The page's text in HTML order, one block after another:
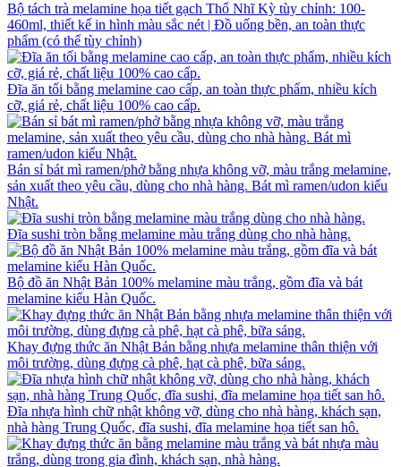
Bộ tách trà melamine họa tiết gạch Thổ Nhĩ Kỳ tùy chỉnh: 100-
460ml, thiết kế in hình màu sắc nét | Đồ uống bền, an toàn thực
phẩm (có thể tùy chỉnh)
Đĩa ăn tối bằng melamine cao cấp, an toàn thực phẩm, nhiều kích
cỡ, giá rẻ, chất liệu 100% cao cấp.
Bán sỉ bát mì ramen/phở bằng nhựa không vỡ, màu trắng melamine,
sản xuất theo yêu cầu, dùng cho nhà hàng. Bát mì ramen/udon kiểu
Nhật.
Đĩa sushi tròn bằng melamine màu trắng dùng cho nhà hàng.
Bộ đồ ăn Nhật Bản 100% melamine màu trắng, gồm đĩa và bát
melamine kiểu Hàn Quốc.
Khay đựng thức ăn Nhật Bản bằng nhựa melamine thân thiện với
môi trường, dùng đựng cà phê, hạt cà phê, bữa sáng.
Đĩa nhựa hình chữ nhật không vỡ, dùng cho nhà hàng, khách sạn,
nhà hàng Trung Quốc, đĩa sushi, đĩa melamine họa tiết san hô.